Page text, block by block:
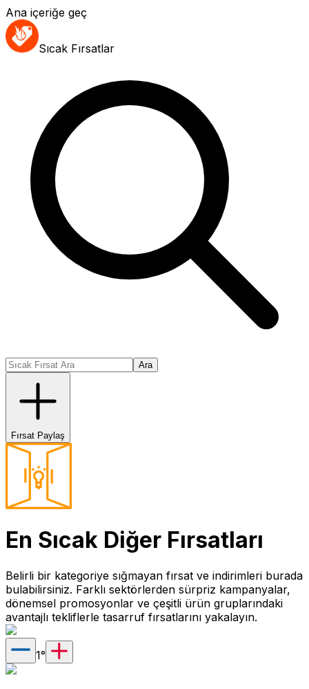
Ana içeriğe geç
Sıcak Fırsatlar
Ara
Fırsat Paylaş
En Sıcak Diğer Fırsatları
Belirli bir kategoriye sığmayan fırsat ve indirimleri burada
bulabilirsiniz. Farklı sektörlerden sürpriz kampanyalar,
dönemsel promosyonlar ve çeşitli ürün gruplarındaki
avantajlı tekliflerle tasarruf fırsatlarını yakalayın.
1°